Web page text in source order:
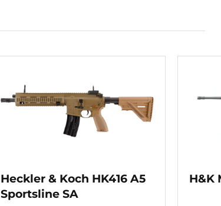
Heckler & Koch HK416 A5
Sportsline SA
H&K